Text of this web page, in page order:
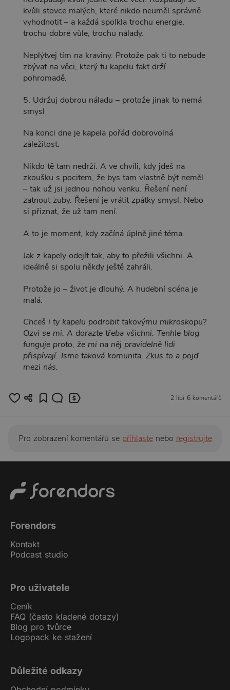
kvůli stovce malých, které nikdo neuměl správně
vyhodnotit – a každá spolkla trochu energie,
trochu dobré vůle, trochu nálady.
Neplýtvej tím na kraviny. Protože pak ti to nebude
zbývat na věci, který tu kapelu fakt drží
pohromadě.
5. Udržuj dobrou náladu – protože jinak to nemá
smysl
Na konci dne je kapela pořád dobrovolná
záležitost.
Nikdo tě tam nedrží. A ve chvíli, kdy jdeš na
zkoušku s pocitem, že bys tam vlastně být neměl
– tak už jsi jednou nohou venku. Řešení není
zatnout zuby. Řešení je vrátit zpátky smysl. Nebo
si přiznat, že už tam není.
A to je moment, kdy začíná úplně jiné téma.
Jak z kapely odejít tak, aby to přežili všichni. A
ideálně si spolu někdy ještě zahráli.
Protože jo – život je dlouhý. A hudební scéna je
malá.
Chceš i ty kapelu podrobit takovýmu mikroskopu?
Ozvi se mi. A dorazte třeba všichni. Tenhle blog
funguje proto, že mi na něj pravidelně lidi
přispívají. Jsme taková komunita. Zkus to a pojď
mezi nás.
2 líbí 6 komentářů
Pro zobrazení komentářů se přihlastenebo registrujte
Forendors
Kontakt
Podcast studio
Pro uživatele
Ceník
FAQ (často kladené dotazy)
Blog pro tvůrce
Logopack ke stažení
Důležité odkazy